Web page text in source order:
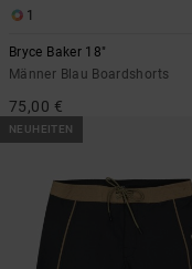
1
Bryce Baker 18"
Männer Blau Boardshorts
75,00 €
NEUHEITEN